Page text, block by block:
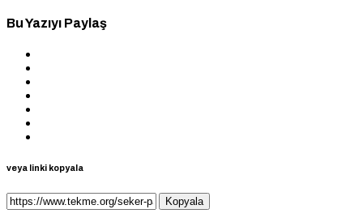
Bu Yazıyı Paylaş
veya linki kopyala
Kopyala